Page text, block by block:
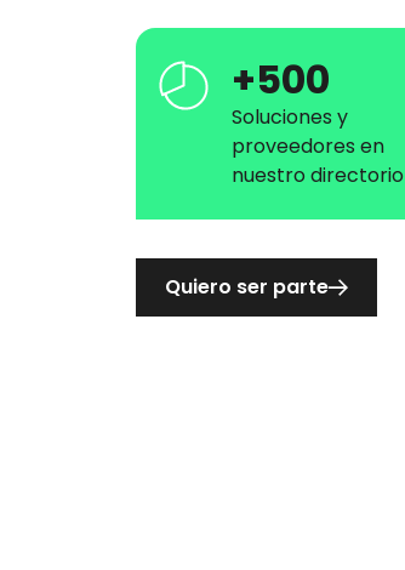
+500
Soluciones y
proveedores en
nuestro directorio
Quiero ser parte